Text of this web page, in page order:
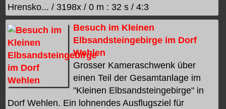
Hrensko... / 3198x / 0 m : 32 s / 4:3
Besuch im Kleinen
Elbsandsteingebirge im Dorf
Wehlen
Grosser Kameraschwenk über
einen Teil der Gesamtanlage im
"Kleinen Elbsandsteingebirge" in
Dorf Wehlen. Ein lohnendes Ausflugsziel für